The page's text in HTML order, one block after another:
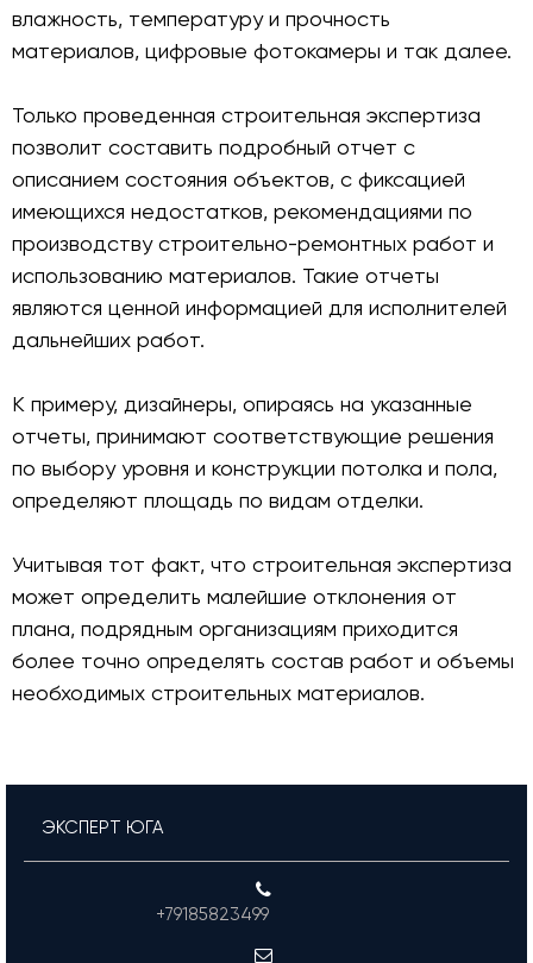
влажность, температуру и прочность
материалов, цифровые фотокамеры и так далее.
Только проведенная строительная экспертиза
позволит составить подробный отчет с
описанием состояния объектов, с фиксацией
имеющихся недостатков, рекомендациями по
производству строительно-ремонтных работ и
использованию материалов. Такие отчеты
являются ценной информацией для исполнителей
дальнейших работ.
К примеру, дизайнеры, опираясь на указанные
отчеты, принимают соответствующие решения
по выбору уровня и конструкции потолка и пола,
определяют площадь по видам отделки.
Учитывая тот факт, что строительная экспертиза
может определить малейшие отклонения от
плана, подрядным организациям приходится
более точно определять состав работ и объемы
необходимых строительных материалов.
ЭКСПЕРТ ЮГА
+79185823499